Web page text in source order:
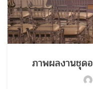
ภาพผลงานชุดอ